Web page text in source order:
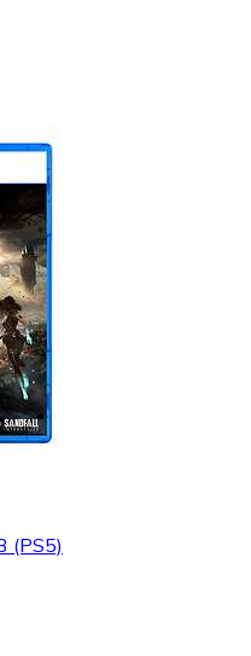
(PS5)